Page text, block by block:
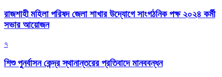
রাজশাহী মহিলা পরিষদ জেলা শাখার উদ্যোগে সাংগঠনিক পক্ষ ২০২৪ কর্মী
সভার আয়োজন
৭
শিশু পুনর্বাসন কেন্দ্র স্থানান্তরের প্রতিবাদে মানববন্ধন